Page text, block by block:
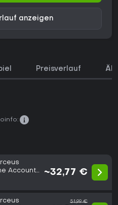
anzeigen
Preisverlauf
Account
~32,77 €
51,99 €